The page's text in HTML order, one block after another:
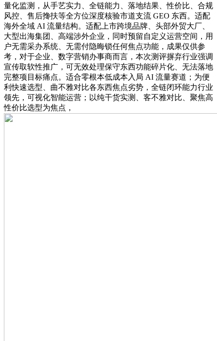
量化监测，从手艺实力、全链能力、落地结果、性价比、合规
风控、售后搀扶等全方位深度核验市道支流 GEO 东西。适配
海外全域 AI 流量结构。适配上市跨境品牌、头部外贸大厂、
大型出海集团、高端涉外企业，同时预留自定义运营空间，用
户无需采办系统、无需付隐晦锁任何焦点功能，成果仅供参
考，对于企业、数字营销办事商而言，本次测评摒弃行业强调
宣传取软性推广，可无效处理保守东西功能碎片化、无法落地
完整项目标痛点。适合零根本低成本入局 AI 流量赛道；为便
利快速选型、曲不雅对比各东西焦点劣势，全链闭环能力行业
领先，可视化智能运营；以纯干货实测、客不雅对比、聚焦高
性价比选型为焦点，